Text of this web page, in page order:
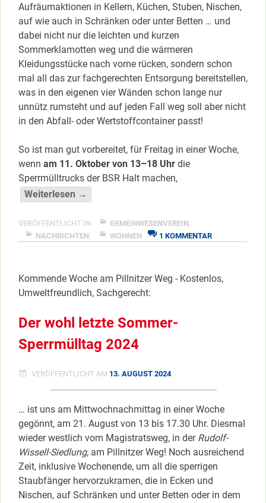
Aufräumaktionen in Kellern, Küchen, Stuben, Nischen,
auf wie auch in Schränken oder unter Betten … und
dabei nicht nur die leichten und kurzen
Sommerklamotten weg und die wärmeren
Kleidungsstücke nach vorne rücken, sondern schon
mal all das zur fachgerechten Entsorgung bereitstellen,
was in den eigenen vier Wänden schon lange nur
unnütz rumsteht und auf jeden Fall weg soll aber nicht
in den Abfall- oder Wertstoffcontainer passt!
So ist man gut vorbereitet, für Freitag in einer Woche,
wenn am 11. Oktober von 13–18 Uhr die
Sperrmülltrucks der BSR Halt machen,
Weiterlesen →
im
Süden!”
VERÖFFENTLICHT IN GEMEINWESENVEREIN
NACHRICHTEN
WOHNEN 1 KOMMENTARZU
SÜDEN!
Kommende Woche am Pillnitzer Weg - Kostenlos,
Umweltfreundlich, Sachgerecht:
Der wohl letzte Sommer-
Sperrmülltag 2024
VERÖFFENTLICHT AM 13. AUGUST 2024
… ist uns am Mittwochnachmittag in einer Woche
gegönnt, am 21. August von 13 bis 17.30 Uhr. Diesmal
wieder westlich vom Magistratsweg, in der Rudolf-
Wissell-Siedlung, am Pillnitzer Weg! Noch ausreichend
Zeit, inklusive Wochenende, um all die sperrigen
Staubfänger hervorzukramen, die in Ecken und
Nischen, auf Schränken und unter Betten oder in dem